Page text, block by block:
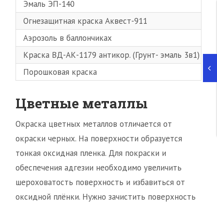
Эмаль ЭП-140
Огнезащитная краска Аквест-911
Аэрозоль в баллончиках
Краска ВД-АК-1179 антикор. (Грунт- эмаль 3в1)
Порошковая краска
Цветные металлы
Окраска цветных металлов отличается от
окраски черных. На поверхности образуется
тонкая оксидная пленка. Для покраски и
обеспечения адгезии необходимо увеличить
шероховатость поверхность и избавиться от
оксидной плёнки. Нужно зачистить поверхность